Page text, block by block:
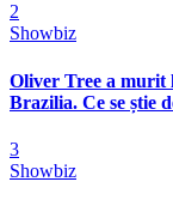
2
Showbiz
Oliver Tree a murit
Brazilia. Ce se știe
3
Showbiz